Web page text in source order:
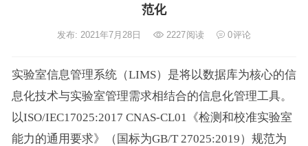
范化
发布: 2021年7月28日 2227阅读 0评论
实验室信息管理系统（LIMS）是将以数据库为核心的信
息化技术与实验室管理需求相结合的信息化管理工具。
以ISO/IEC17025:2017 CNAS-CL01《检测和校准实验室
能力的通用要求》（国标为GB/T 27025:2019）规范为